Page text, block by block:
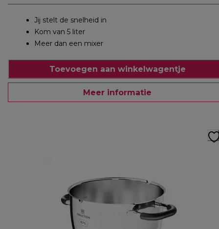
Jij stelt de snelheid in
Kom van 5 liter
Meer dan een mixer
Toevoegen aan winkelwagentje
Meer informatie